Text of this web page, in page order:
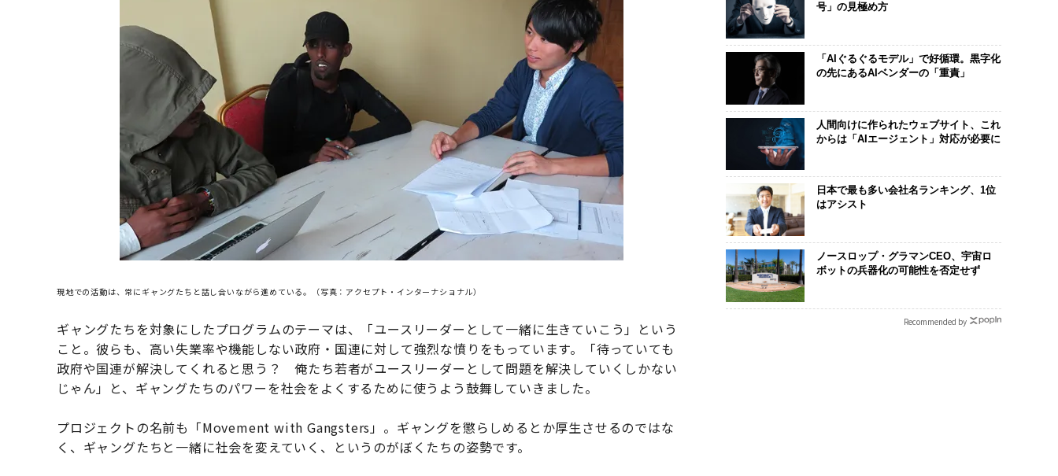
現地での活動は、常にギャングたちと話し合いながら進めている。（写真：アクセプト・インターナショナル）
ギャングたちを対象にしたプログラムのテーマは、「ユースリーダーとして一緒に生きていこう」という
こと。彼らも、高い失業率や機能しない政府・国連に対して強烈な憤りをもっています。「待っていても
政府や国連が解決してくれると思う？ 俺たち若者がユースリーダーとして問題を解決していくしかない
じゃん」と、ギャングたちのパワーを社会をよくするために使うよう鼓舞していきました。
プロジェクトの名前も「Movement with Gangsters」。ギャングを懲らしめるとか厚生させるのではな
く、ギャングたちと一緒に社会を変えていく、というのがぼくたちの姿勢です。
号」の見極め方
「AIぐるぐるモデル」で好循環。黒字化
の先にあるAIベンダーの「重責」
人間向けに作られたウェブサイト、これ
からは「AIエージェント」対応が必要に
日本で最も多い会社名ランキング、1位
はアシスト
ノースロップ・グラマンCEO、宇宙ロ
ボットの兵器化の可能性を否定せず
Recommended by